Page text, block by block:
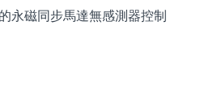
永磁同步馬達無感測器控制